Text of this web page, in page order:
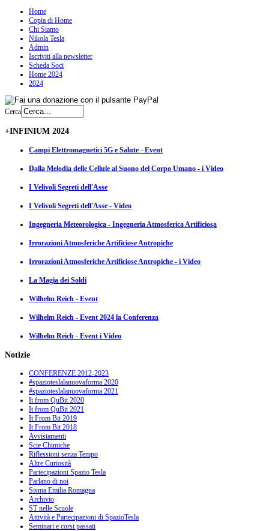
Home
Copia di Home
Chi Siamo
Nikola Tesla
Admin
Iscriviti alla newsletter
Scheda Soci
Home 2024
2024
Cerca
+INFINIUM 2024
Campi Elettromagnetici 5G e Salute - Event
Dalla Melodia delle Cellule al Suono del Corpo Umano - i Video
I Velivoli Segreti dell'Asse
I Velivoli Segreti dell'Asse - Video
Ingegneria Meteorologica - Ingegneria Atmosferica Artificiosa
Irrorazioni Atmosferiche Artificiose Antropiche
Irrorazioni Atmosferiche Artificiose Antropiche - i Video
La Magia dei Soldi
Wilhelm Reich - Event
Wilhelm Reich - Event 2024 la Conferenza
Wilhelm Reich - Event i Video
Notizie
CONFERENZE 2012-2023
#spazioteslalanuovaforma 2020
#spazioteslalanuovaforma 2021
It from QuBit 2020
It from QuBit 2021
It From Bit 2019
It From Bit 2018
Avvistamenti
Scie Chimiche
Riflessioni senza Tempo
Altre Curiosità
Partecipazioni Spazio Tesla
Parlano di noi
Sisma Emilia Romagna
Archivio
ST nelle Scuole
Attività e Partecipazioni di SpazioTesla
Seminari e corsi passati